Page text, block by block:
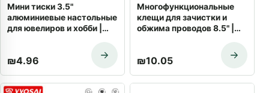
Мини тиски 3.5"
алюминиевые настольные
для ювелиров и хобби |
₪4.96
Многофункциональные
клещи для зачистки и
обжима проводов 8.5" |
₪10.05